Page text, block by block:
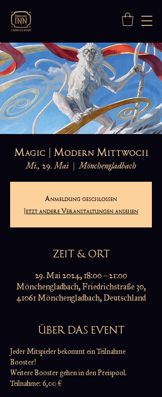
Magic | Modern Mittwoch
Mi., 29. Mai
  |
Mönchengladbach
Anmeldung geschlossen
Jetzt andere Veranstaltungen ansehen
ZEIT & ORT
29. Mai 2024, 18:00 – 21:00
Mönchengladbach, Friedrichstraße 30,
41061 Mönchengladbach, Deutschland
ÜBER DAS EVENT
Jeder Mitspieler bekommt ein Teilnahme
Booster!
Weitere Booster gehen in den Preispool.
Teilnahme: 6,00 €